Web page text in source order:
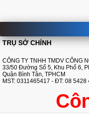
TRỤ SỞ CHÍNH
CÔNG TY TNHH TMDV CÔNG
33/50 Đường Số 5, Khu Phố 6,
Quận Bình Tân, TPHCM
MST: 0311465417 - ĐT: 08 5428